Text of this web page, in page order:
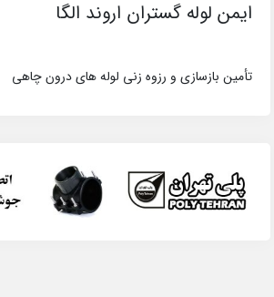
ایمن لوله گستران اروند الگا
تأمین بازسازی و رزوه زنی لوله های درون چاهی